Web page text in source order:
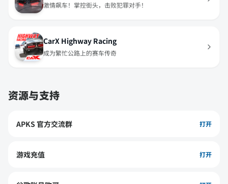
激情飙车！掌控街头，击败犯罪对手！
CarX Highway Racing
成为繁忙公路上的赛车传奇
资源与支持
APKS 官方交流群 打开
游戏充值 打开